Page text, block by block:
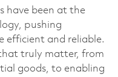
have been at the
pushing
efficient and reliable.
truly matter, from
goods, to enabling